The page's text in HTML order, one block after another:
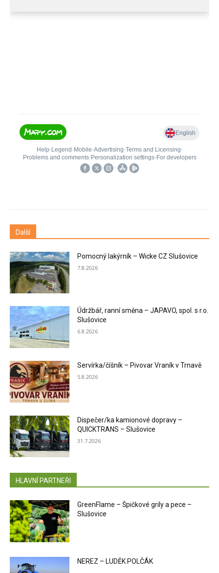
Další
Pomocný lakýrník – Wicke CZ Slušovice
7.8.2026
Údržbář, ranní směna – JAPAVO, spol. s r.o.
Slušovice
6.8.2026
Servírka/číšník – Pivovar Vraník v Trnavě
5.8.2026
Dispečer/ka kamionové dopravy –
QUICKTRANS – Slušovice
31.7.2026
HLAVNÍ PARTNEŘI
GreenFlame – Špičkové grily a pece –
Slušovice
NEREZ – LUDĚK POLČÁK